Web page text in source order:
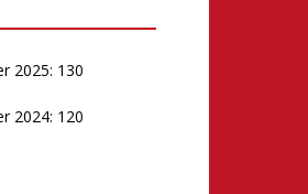
2025: 130
2024: 120